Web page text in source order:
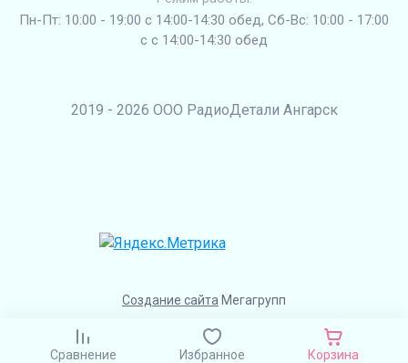
Сравнение Избранное Корзина
Пн-Пт: 10:00 - 19:00 с 14:00-14:30 обед, Сб-Вс: 10:00 - 17:00
с с 14:00-14:30 обед
2019 - 2026 ООО РадиоДетали Ангарск
Создание сайта Мегагрупп